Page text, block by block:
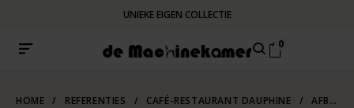
UNIEKE EIGEN COLLECTIE
0
HOME / REFERENTIES / CAFÉ-RESTAURANT DAUPHINE / AFBEELDING 5